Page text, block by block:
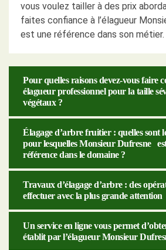
vous voulez tailler à des prix
faites confiance à l’élagueur
est une référence dans son métier.
Pour quelles raisons devez-vous faire
élagueur professionnel pour la taille
végétaux ?
Élagage d’arbre fruitier : quelles sont
pour lesquelles Monsieur Dufresne
référence dans le domaine ?
Travaux d’élagage d’arbre : des
effectuer avec la plus grande attention
Un service en ligne vous permet
établit par l’élagueur Monsieur